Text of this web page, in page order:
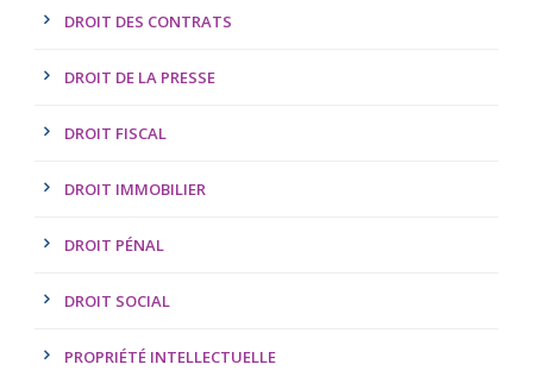
DROIT DES CONTRATS
DROIT DE LA PRESSE
DROIT FISCAL
DROIT IMMOBILIER
DROIT PÉNAL
DROIT SOCIAL
PROPRIÉTÉ INTELLECTUELLE